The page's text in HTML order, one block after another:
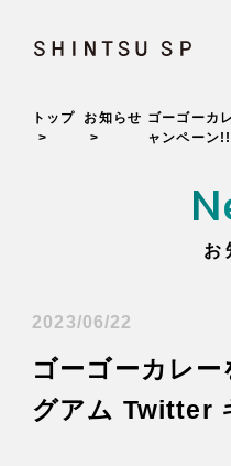
SHINTSU
About Us
Our
Company
会社概要
Recruit
トップ お知らせ ゴーゴーカ
ャンペーン
お
2023/06/22
ゴーゴーカレ
グアム Twitter